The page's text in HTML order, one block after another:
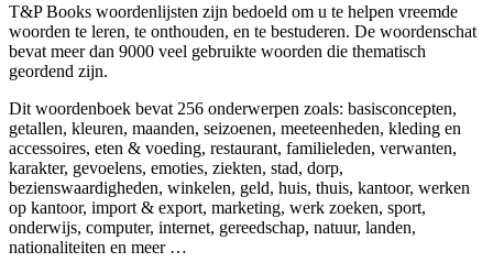
T&P Books woordenlijsten zijn bedoeld om u te helpen vreemde
woorden te leren, te onthouden, en te bestuderen. De woordenschat
bevat meer dan 9000 veel gebruikte woorden die thematisch
geordend zijn.
Dit woordenboek bevat 256 onderwerpen zoals: basisconcepten,
getallen, kleuren, maanden, seizoenen, meeteenheden, kleding en
accessoires, eten & voeding, restaurant, familieleden, verwanten,
karakter, gevoelens, emoties, ziekten, stad, dorp,
bezienswaardigheden, winkelen, geld, huis, thuis, kantoor, werken
op kantoor, import & export, marketing, werk zoeken, sport,
onderwijs, computer, internet, gereedschap, natuur, landen,
nationaliteiten en meer …